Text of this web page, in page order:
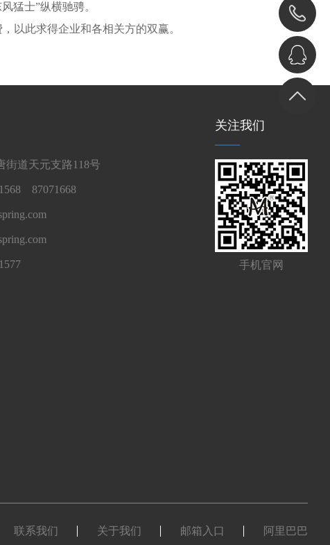
猛士”纵横驰骋。
以此求得企业和各相关方的双赢。
街道天元支路118号
87071668
关注我们
手机官网
联系我们 关于我们 邮箱入口 阿里巴巴